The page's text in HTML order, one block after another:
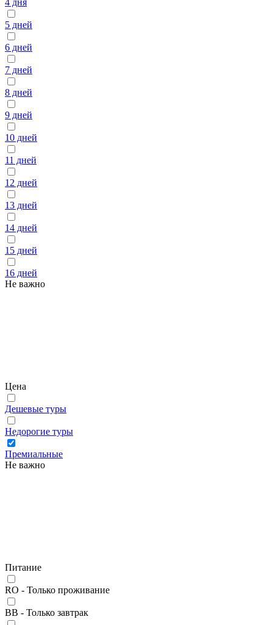
5 дней
6 дней
7 дней
8 дней
9 дней
10 дней
11 дней
12 дней
13 дней
14 дней
15 дней
16 дней
Не важно
Цена
Дешевые туры
Недорогие туры
Премиальные
Не важно
Питание
RO - Только проживание
BB - Только завтрак